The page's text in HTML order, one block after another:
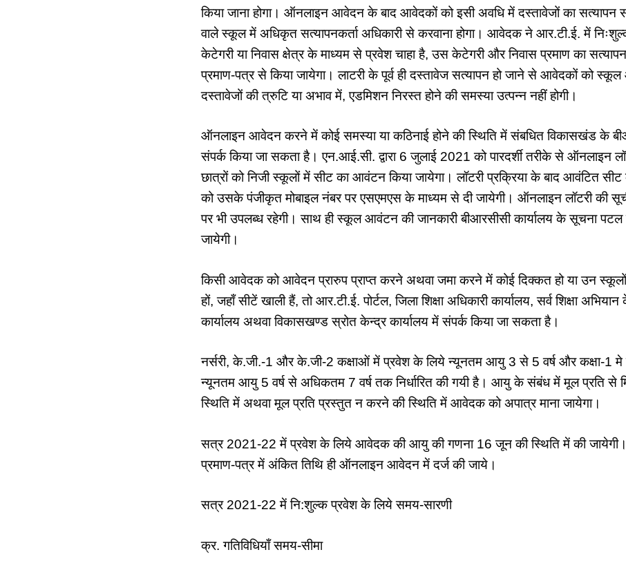
किया जाना होगा। ऑनलाइन आवेदन के बाद आवेदकों को इसी अवधि में दस्तावेजों का
वाले स्कूल में अधिकृत सत्यापनकर्ता अधिकारी से करवाना होगा। आवेदक ने आर.टी.ई. में
केटेगरी या निवास क्षेत्र के माध्यम से प्रवेश चाहा है, उस केटेगरी और निवास प्रमाण का
प्रमाण-पत्र से किया जायेगा। लाटरी के पूर्व ही दस्तावेज सत्यापन हो जाने से आवेदकों को
दस्तावेजों की त्रुटि या अभाव में, एडमिशन निरस्त होने की समस्या उत्पन्न नहीं होगी।
ऑनलाइन आवेदन करने में कोई समस्या या कठिनाई होने की स्थिति में संबधित विकासखंड के
संपर्क किया जा सकता है। एन.आई.सी. द्वारा 6 जुलाई 2021 को पारदर्शी तरीके से ऑनलाइन
छात्रों को निजी स्कूलों में सीट का आवंटन किया जायेगा। लॉटरी प्रक्रिया के बाद आवंटित
को उसके पंजीकृत मोबाइल नंबर पर एसएमएस के माध्यम से दी जायेगी। ऑनलाइन लॉटरी की
पर भी उपलब्ध रहेगी। साथ ही स्कूल आवंटन की जानकारी बीआरसीसी कार्यालय के सूचना पटल
जायेगी।
किसी आवेदक को आवेदन प्रारुप प्राप्त करने अथवा जमा करने में कोई दिक्कत हो या उन स्कूलों
हों, जहाँ सीटें खाली हैं, तो आर.टी.ई. पोर्टल, जिला शिक्षा अधिकारी कार्यालय, सर्व शिक्षा
कार्यालय अथवा विकासखण्ड स्रोत केन्द्र कार्यालय में संपर्क किया जा सकता है।
नर्सरी, के.जी.-1 और के.जी-2 कक्षाओं में प्रवेश के लिये न्यूनतम आयु 3 से 5 वर्ष और कक्षा-1
न्यूनतम आयु 5 वर्ष से अधिकतम 7 वर्ष तक निर्धारित की गयी है। आयु के संबंध में मूल प्रति से
स्थिति में अथवा मूल प्रति प्रस्तुत न करने की स्थिति में आवेदक को अपात्र माना जायेगा।
सत्र 2021-22 में प्रवेश के लिये आवेदक की आयु की गणना 16 जून की स्थिति में की जायेगी।
प्रमाण-पत्र में अंकित तिथि ही ऑनलाइन आवेदन में दर्ज की जाये।
सत्र 2021-22 में नि:शुल्क प्रवेश के लिये समय-सारणी
क्र. गतिविधियाँ समय-सीमा